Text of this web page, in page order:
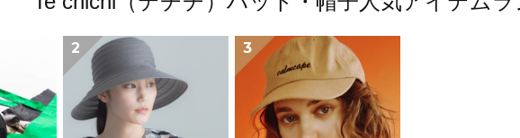
2 3